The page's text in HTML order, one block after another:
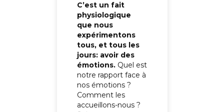
C’est un fait
physiologique
que nous
expérimentons
tous, et tous les
jours: avoir des
émotions. Quel est
notre rapport face à
nos émotions ?
Comment les
accueillons-nous ?